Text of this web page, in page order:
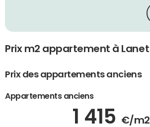
Prix m2 appartement à Lanet
Prix des appartements anciens
Appartements anciens
1 415 €/m2